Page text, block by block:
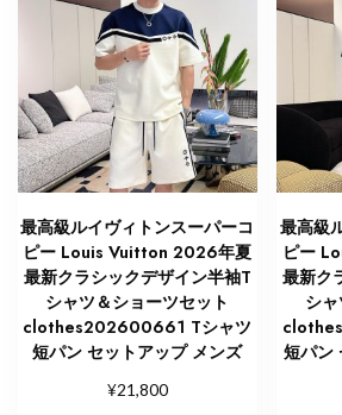
最高級ルイヴィトンスーパーコ
ピー Louis Vuitton 2026年夏
最新クラシックデザイン半袖T
シャツ＆ショーツセット
clothes202600661 Tシャツ
短パン セットアップ メンズ
¥21,800
最高級
ピー
最新ク
シ
短パン